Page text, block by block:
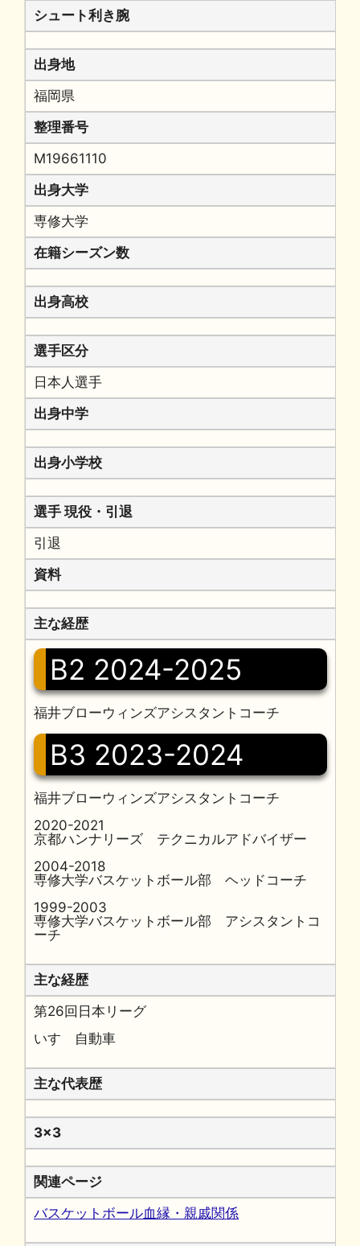
シュート利き腕
出身地
福岡県
整理番号
M19661110
出身大学
専修大学
在籍シーズン数
出身高校
選手区分
日本人選手
出身中学
出身小学校
選手 現役・引退
引退
資料
主な経歴
B2 2024-2025
福井ブローウィンズアシスタントコーチ
B3 2023-2024
福井ブローウィンズアシスタントコーチ
2020-2021
京都ハンナリーズ テクニカルアドバイザー
2004-2018
専修大学バスケットボール部 ヘッドコーチ
1999-2003
専修大学バスケットボール部 アシスタントコ
ーチ
主な経歴
第26回日本リーグ
いすゞ自動車
主な代表歴
3x3
関連ページ
バスケットボール血縁・親戚関係